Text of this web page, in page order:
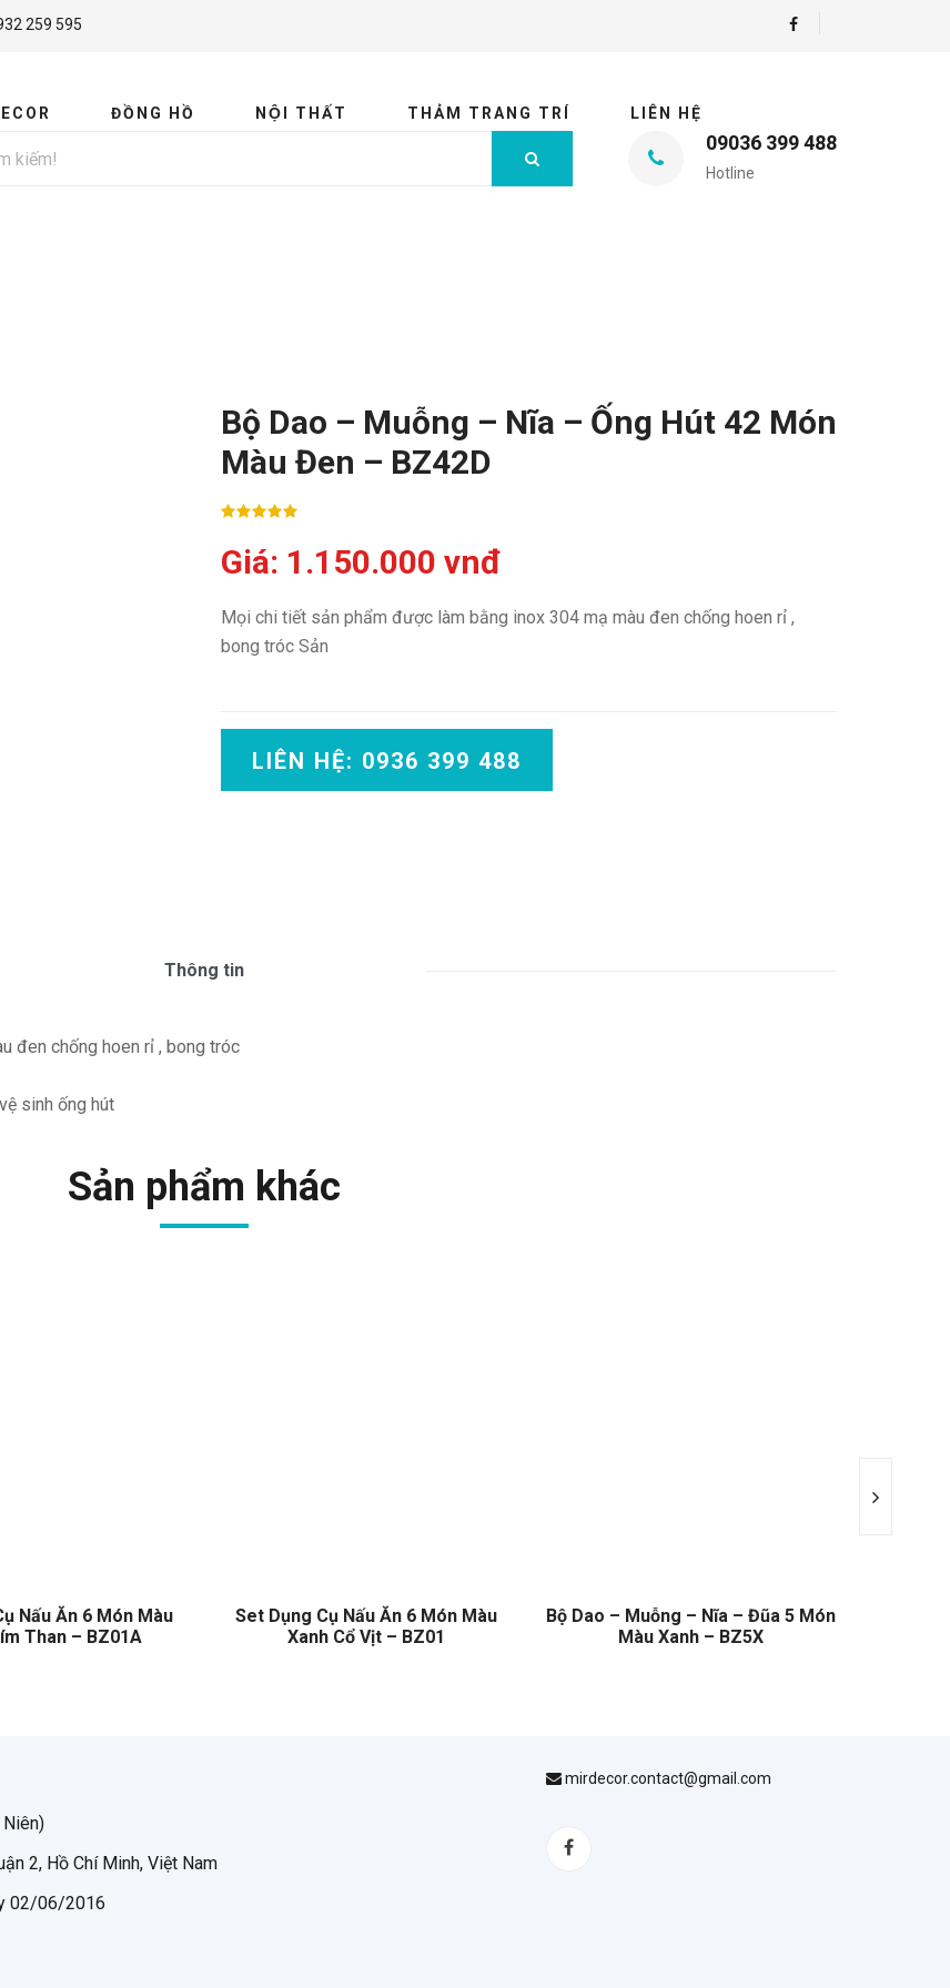
259 595
ĐỒNG HỒ NỘI THẤT THẢM TRANG TRÍ LIÊN HỆ
09036 399 488
Hotline
Bộ Dao – Muỗng – Nĩa – Ống Hút 42 Món
Màu Đen – BZ42D
Giá: 1.150.000 vnđ
Mọi chi tiết sản phẩm được làm bằng inox 304 mạ màu đen chống hoen rỉ ,
bong tróc Sản
LIÊN HỆ: 0936 399 488
Thông tin
đen chống hoen rỉ , bong tróc
sinh ống hút
Sản phẩm khác
Nấu Ăn 6 Món Màu
Than – BZ01A
Set Dụng Cụ Nấu Ăn 6 Món Màu
Xanh Cổ Vịt – BZ01
Bộ Dao – Muỗng – Nĩa – Đũa 5 Món
Màu Xanh – BZ5X
Niên)
2, Hồ Chí Minh, Việt Nam
02/06/2016
mirdecor.contact@gmail.com